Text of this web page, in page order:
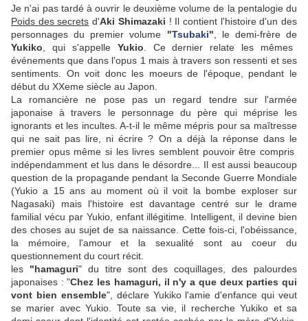
Je n'ai pas tardé à ouvrir le deuxième volume de la pentalogie du
Poids des secrets d'Aki Shimazaki ! Il contient l'histoire d'un des
personnages du premier volume "Tsubaki" , le demi-frère de
Yukiko , qui s'appelleYukio . Ce dernier relate les mêmes
événements que dans l'opus 1 mais à travers son ressenti et ses
sentiments. On voit donc les moeurs de l'époque, pendant le
début du XXeme siècle au Japon.
La romancière ne pose pas un regard tendre sur l'armée
japonaise à travers le personnage du père qui méprise les
ignorants et les incultes. A-t-il le même mépris pour sa maîtresse
qui ne sait pas lire, ni écrire ? On a déjà la réponse dans le
premier opus même si les livres semblent pouvoir être compris
indépendamment et lus dans le désordre... Il est aussi beaucoup
question de la propagande pendant la Seconde Guerre Mondiale
(Yukio a 15 ans au moment où il voit la bombe exploser sur
Nagasaki) mais l'histoire est davantage centré sur le drame
familial vécu par Yukio, enfant illégitime. Intelligent, il devine bien
des choses au sujet de sa naissance. Cette fois-ci, l'obéissance,
la mémoire, l'amour et la sexualité sont au coeur du
questionnement du court récit.
les "hamaguri" du titre sont des coquillages, des palourdes
japonaises : "Chez les hamaguri, il n'y a que deux parties qui
vont bien ensemble", déclare Yukiko l'amie d'enfance qui veut
se marier avec Yukio. Toute sa vie, il recherche Yukiko et sa